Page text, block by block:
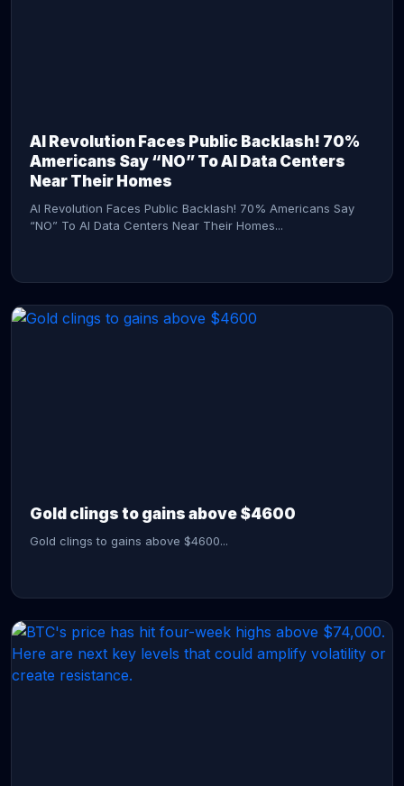
AI Revolution Faces Public Backlash! 70%
Americans Say “NO” To AI Data Centers
Near Their Homes
AI Revolution Faces Public Backlash! 70% Americans Say
“NO” To AI Data Centers Near Their Homes...
Gold clings to gains above $4600
Gold clings to gains above $4600...